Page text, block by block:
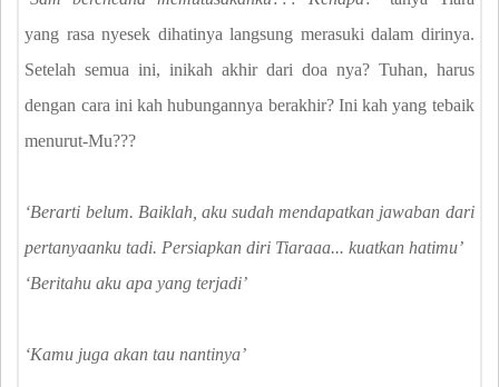
yang rasa nyesek dihatinya langsung merasuki dalam dirinya.
Setelah semua ini, inikah akhir dari doa nya? Tuhan, harus
dengan cara ini kah hubungannya berakhir? Ini kah yang tebaik
menurut-Mu???
‘Berarti belum. Baiklah, aku sudah mendapatkan jawaban dari
pertanyaanku tadi. Persiapkan diri Tiaraaa... kuatkan hatimu’
‘Beritahu aku apa yang terjadi’
‘Kamu juga akan tau nantinya’